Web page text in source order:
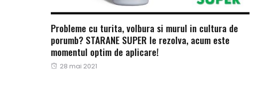
Probleme cu turita, volbura si murul in cultura de
porumb? STARANE SUPER le rezolva, acum este
momentul optim de aplicare!
Publicat
28 mai 2021